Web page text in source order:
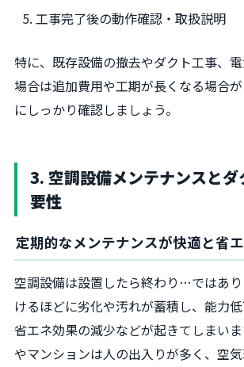
工事完了後の動作確認・取扱説明
特に、既存設備の撤去やダクト工事、
場合は追加費用や工期が長くなる場合
にしっかり確認しましょう。
3. 空調設備メンテナンスとダ
要性
定期的なメンテナンスが快適と省
空調設備は設置したら終わり…ではあ
けるほどに劣化や汚れが蓄積し、能力低
省エネ効果の減少などが起きてしまい
やマンションは人の出入りが多く、空